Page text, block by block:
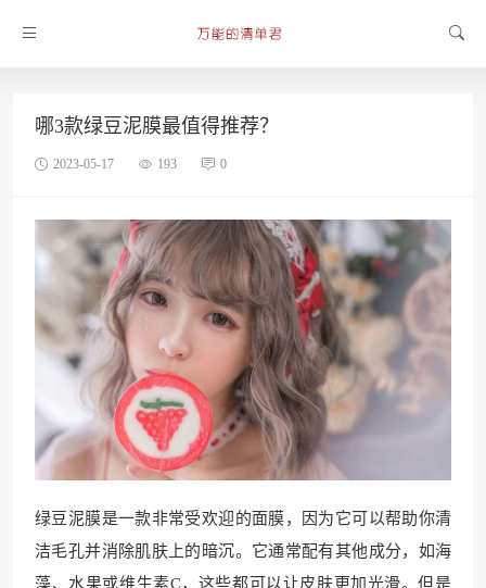
哪3款绿豆泥膜最值得推荐？
2023-05-17 193 0
绿豆泥膜是一款非常受欢迎的面膜，因为它可以帮助你清
洁毛孔并消除肌肤上的暗沉。它通常配有其他成分，如海
藻、水果或维生素C，这些都可以让皮肤更加光滑。但是